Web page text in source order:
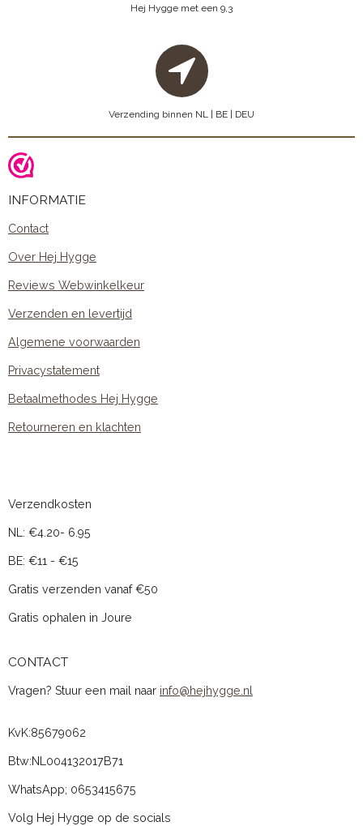
Hej Hygge met een 9,3
Verzending binnen NL | BE | DEU
INFORMATIE
Contact
Over Hej Hygge
Reviews Webwinkelkeur
Verzenden en levertijd
Algemene voorwaarden
Privacystatement
Betaalmethodes Hej Hygge
Retourneren en klachten
Verzendkosten
NL: €4.20- 6.95
BE: €11 - €15
Gratis verzenden vanaf €50
Gratis ophalen in Joure
CONTACT
Vragen? Stuur een mail naar info@hejhygge.nl
KvK:85679062
Btw:NL004132017B71
WhatsApp; 0653415675
Volg Hej Hygge op de socials